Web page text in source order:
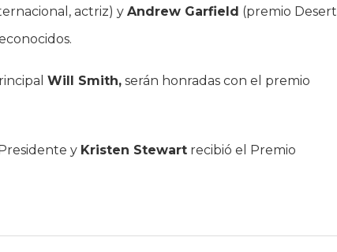
actriz) yAndrew Garfield (premio Desert
Will Smith, serán honradas con el premio
y Kristen Stewart recibió el Premio